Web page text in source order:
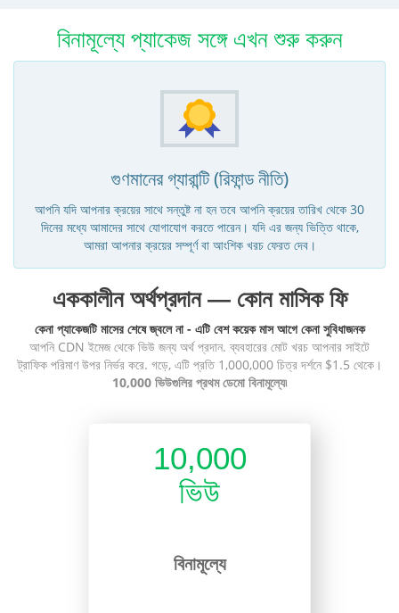
বিনামূল্যে প্যাকেজ সঙ্গে এখন শুরু করুন
গুণমানের গ্যারান্টি (রিফান্ড নীতি)
আপনি যদি আপনার ক্রয়ের সাথে সন্তুষ্ট না হন তবে আপনি ক্রয়ের তারিখ থেকে 30
দিনের মধ্যে আমাদের সাথে যোগাযোগ করতে পারেন। যদি এর জন্য ভিত্তি থাকে,
আমরা আপনার ক্রয়ের সম্পূর্ণ বা আংশিক খরচ ফেরত দেব।
এককালীন অর্থপ্রদান — কোন মাসিক ফি
কেনা প্যাকেজটি মাসের শেষে জ্বলে না - এটি বেশ কয়েক মাস আগে কেনা সুবিধাজনক
আপনি CDN ইমেজ থেকে ভিউ জন্য অর্থ প্রদান. ব্যবহারের মোট খরচ আপনার সাইটে
ট্রাফিক পরিমাণ উপর নির্ভর করে. গড়ে, এটি প্রতি 1,000,000 চিত্র দর্শনে $1.5 থেকে।
10,000 ভিউগুলির প্রথম ডেমো বিনামূল্যে৷
10,000
ভিউ
বিনামূল্যে